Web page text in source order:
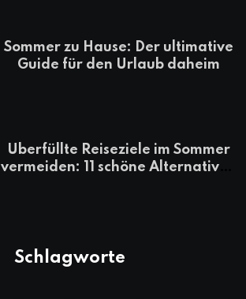
Sommer zu Hause: Der ultimative
Guide für den Urlaub daheim
Überfüllte Reiseziele im Sommer
vermeiden: 11 schöne Alternativen
Schlagworte